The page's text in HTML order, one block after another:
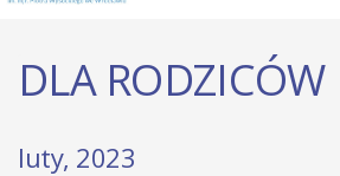
DLA RODZICÓW
luty, 2023